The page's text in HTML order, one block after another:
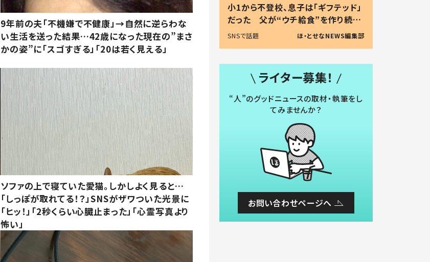
9年前の夫「不機嫌で不健康」→自然に逆らわな
い生活を送った結果…42歳になった現在の”まさ
かの姿”に「スゴすぎる」「20は若く見える」
ソファの上で寝ていた愛猫。しかしよく見ると…
「しっぽが取れてる！？」SNSがザワついた光景に
「ヒッ！」「2秒くらい心臓止まった」「心霊写真より
怖い」
小1から不登校、息子は「ギフテッド」
だった 父が“ウチ給食”を作り続け
る理由とは #令和の親 #令和の子
SNSで話題 ほ・とせなNEWS編集部
ライター募集！
“人”のグッドニュースの取材・執筆をし
てみませんか？
お問い合わせページへ